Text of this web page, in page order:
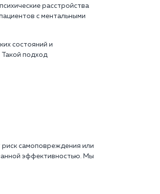
расстройства
с ментальными
состояний и
Такой подход
самоповреждения или
эффективностью. Мы